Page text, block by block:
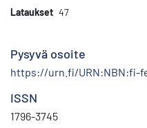
Lataukset 47
Pysyvä osoite
https://urn.fi/URN:NBN:fi-
ISSN
1796-3745